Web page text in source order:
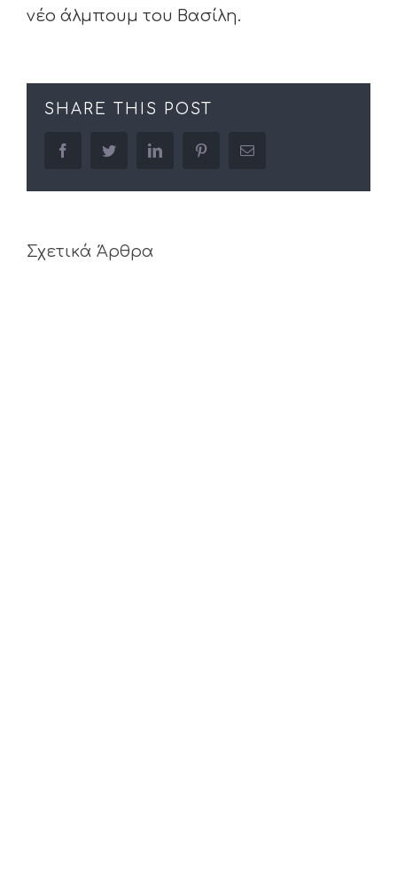
νέο άλμπουμ του Βασίλη.
SHARE THIS POST
facebooktwitter linkedin pinterestEmail
Σχετικά Άρθρα